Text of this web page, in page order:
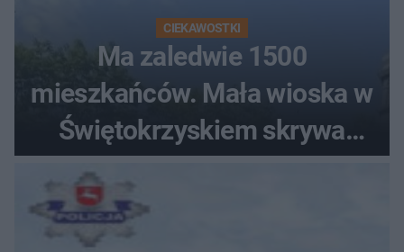
CIEKAWOSTKI
Ma zaledwie 1500
mieszkańców. Mała wioska w
Świętokrzyskiem skrywa
zabytki, bywał tu nawet król